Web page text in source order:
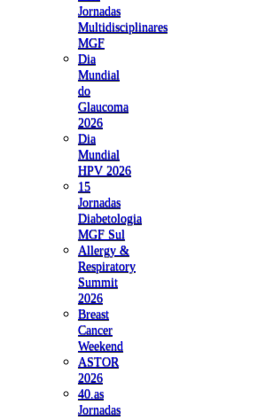
Jornadas
Multidisciplinares
MGF
Dia
Mundial
do
Glaucoma
2026
Dia
Mundial
HPV 2026
15
Jornadas
Diabetologia
MGF Sul
Allergy &
Respiratory
Summit
2026
Breast
Cancer
Weekend
ASTOR
2026
40.as
Jornadas